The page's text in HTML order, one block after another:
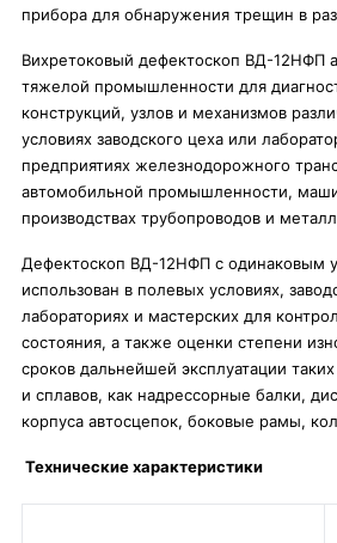
прибора для обнаружения трещин в
Вихретоковый дефектоскоп ВД-12НФП
тяжелой промышленности для
конструкций, узлов и механизмов
условиях заводского цеха или
предприятиях железнодорожного
автомобильной промышленности,
производствах трубопроводов и
Дефектоскоп ВД-12НФП с одинаковым
использован в полевых условиях,
лабораториях и мастерских для
состояния, а также оценки степени
сроков дальнейшей эксплуатации
и сплавов, как надрессорные балки,
корпуса автосцепок, боковые рамы,
Технические характеристики